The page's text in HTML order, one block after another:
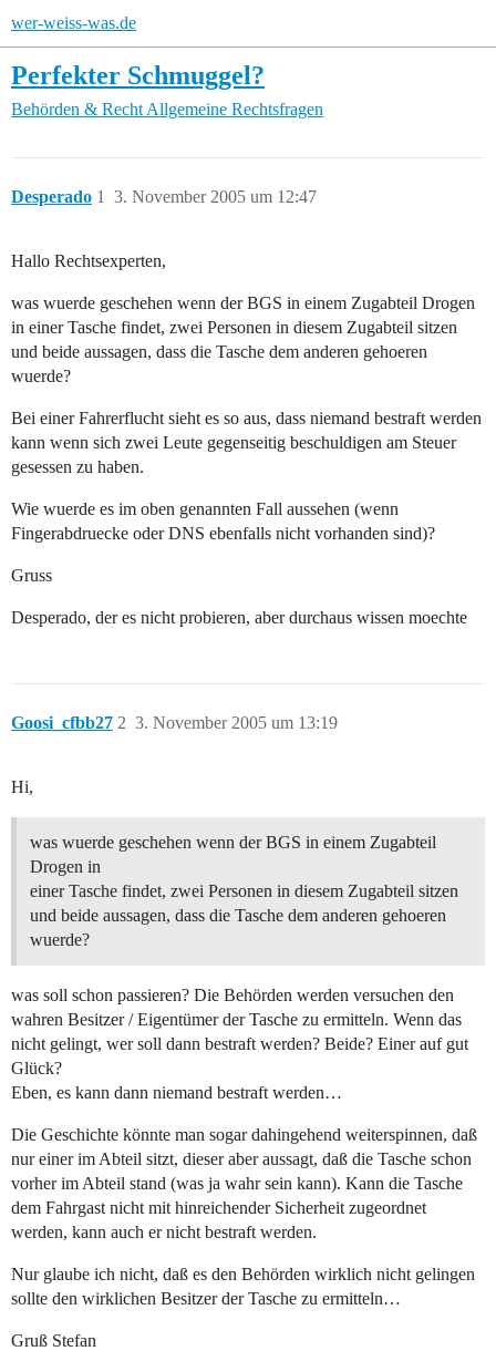
wer-weiss-was.de
Perfekter Schmuggel?
Behörden & Recht Allgemeine Rechtsfragen
Desperado 3. November 2005 um 12:47
1
Hallo Rechtsexperten,
was wuerde geschehen wenn der BGS in einem Zugabteil Drogen
in einer Tasche findet, zwei Personen in diesem Zugabteil sitzen
und beide aussagen, dass die Tasche dem anderen gehoeren
wuerde?
Bei einer Fahrerflucht sieht es so aus, dass niemand bestraft werden
kann wenn sich zwei Leute gegenseitig beschuldigen am Steuer
gesessen zu haben.
Wie wuerde es im oben genannten Fall aussehen (wenn
Fingerabdruecke oder DNS ebenfalls nicht vorhanden sind)?
Gruss
Desperado, der es nicht probieren, aber durchaus wissen moechte
Goosi_cfbb27 3. November 2005 um 13:19
2
Hi,
was wuerde geschehen wenn der BGS in einem Zugabteil
Drogen in
einer Tasche findet, zwei Personen in diesem Zugabteil sitzen
und beide aussagen, dass die Tasche dem anderen gehoeren
wuerde?
was soll schon passieren? Die Behörden werden versuchen den
wahren Besitzer / Eigentümer der Tasche zu ermitteln. Wenn das
nicht gelingt, wer soll dann bestraft werden? Beide? Einer auf gut
Glück?
Eben, es kann dann niemand bestraft werden…
Die Geschichte könnte man sogar dahingehend weiterspinnen, daß
nur einer im Abteil sitzt, dieser aber aussagt, daß die Tasche schon
vorher im Abteil stand (was ja wahr sein kann). Kann die Tasche
dem Fahrgast nicht mit hinreichender Sicherheit zugeordnet
werden, kann auch er nicht bestraft werden.
Nur glaube ich nicht, daß es den Behörden wirklich nicht gelingen
sollte den wirklichen Besitzer der Tasche zu ermitteln…
Gruß Stefan